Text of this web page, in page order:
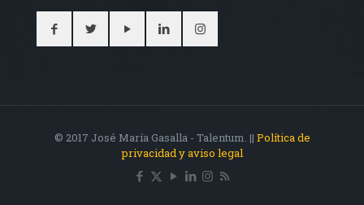
© 2017 José María Gasalla - Talentum. || Política de
privacidad y aviso legal